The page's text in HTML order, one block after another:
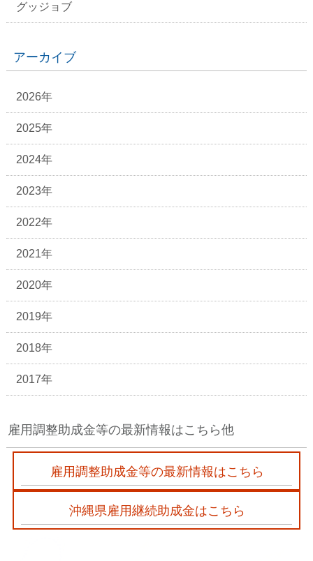
グッジョブ
アーカイブ
2026年
2025年
2024年
2023年
2022年
2021年
2020年
2019年
2018年
2017年
雇用調整助成金等の最新情報はこちら他
雇用調整助成金等の最新情報はこちら
沖縄県雇用継続助成金はこちら